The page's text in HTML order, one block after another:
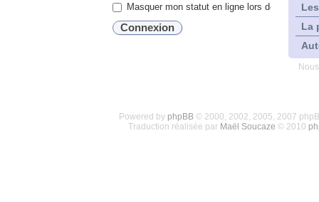
La
Masquer mon statut en ligne lors de cette
Powered by phpBB© 2000, 2002, 2005, 2007
Traduction réalisée par Maël Soucaze © 2010